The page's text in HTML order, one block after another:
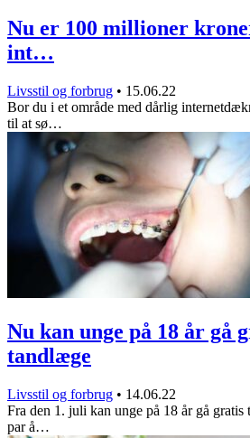
Nu er 100 millioner
int…
Livsstil og forbrug • 15.06.22
Bor du i et område med dårlig
til at sø…
Nu kan unge på 18 år gå
tandlæge
Livsstil og forbrug • 14.06.22
Fra den 1. juli kan unge på 18 år gå
par å…